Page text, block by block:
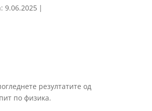
9.06.2025 |
резултатите од
по физика.